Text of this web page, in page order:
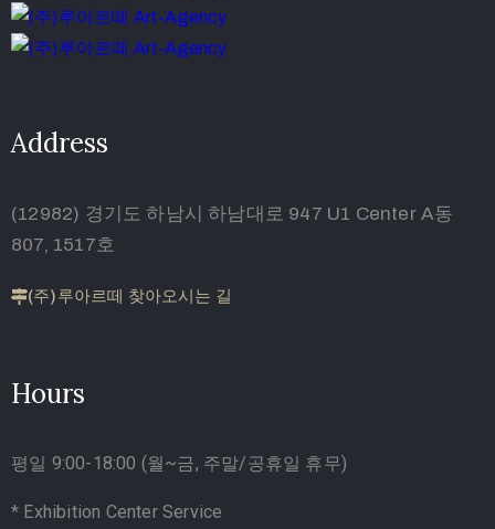
Address
(12982) 경기도 하남시 하남대로 947 U1 Center A동
807, 1517호
(주)루아르떼 찾아오시는 길
Hours
평일 9:00-18:00 (월~금, 주말/공휴일 휴무)
* Exhibition Center Service